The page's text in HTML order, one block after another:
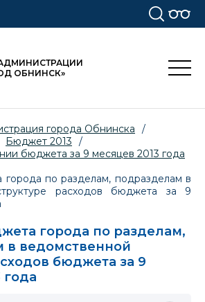
ОБНИНСК»
города Обнинска
/
Бюджет 2013
/
бюджета за 9 месяцев 2013 года
по разделам, подразделам в
расходов бюджета за 9
города по разделам,
в ведомственной
бюджета за 9
года